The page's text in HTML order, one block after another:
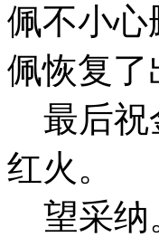
佩不小
佩恢复了
最后祝
红火。
望采纳